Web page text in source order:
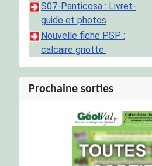
S07-Panticosa : Livret-
guide et photos
Nouvelle fiche PSP :
calcaire griotte
Prochaine sorties